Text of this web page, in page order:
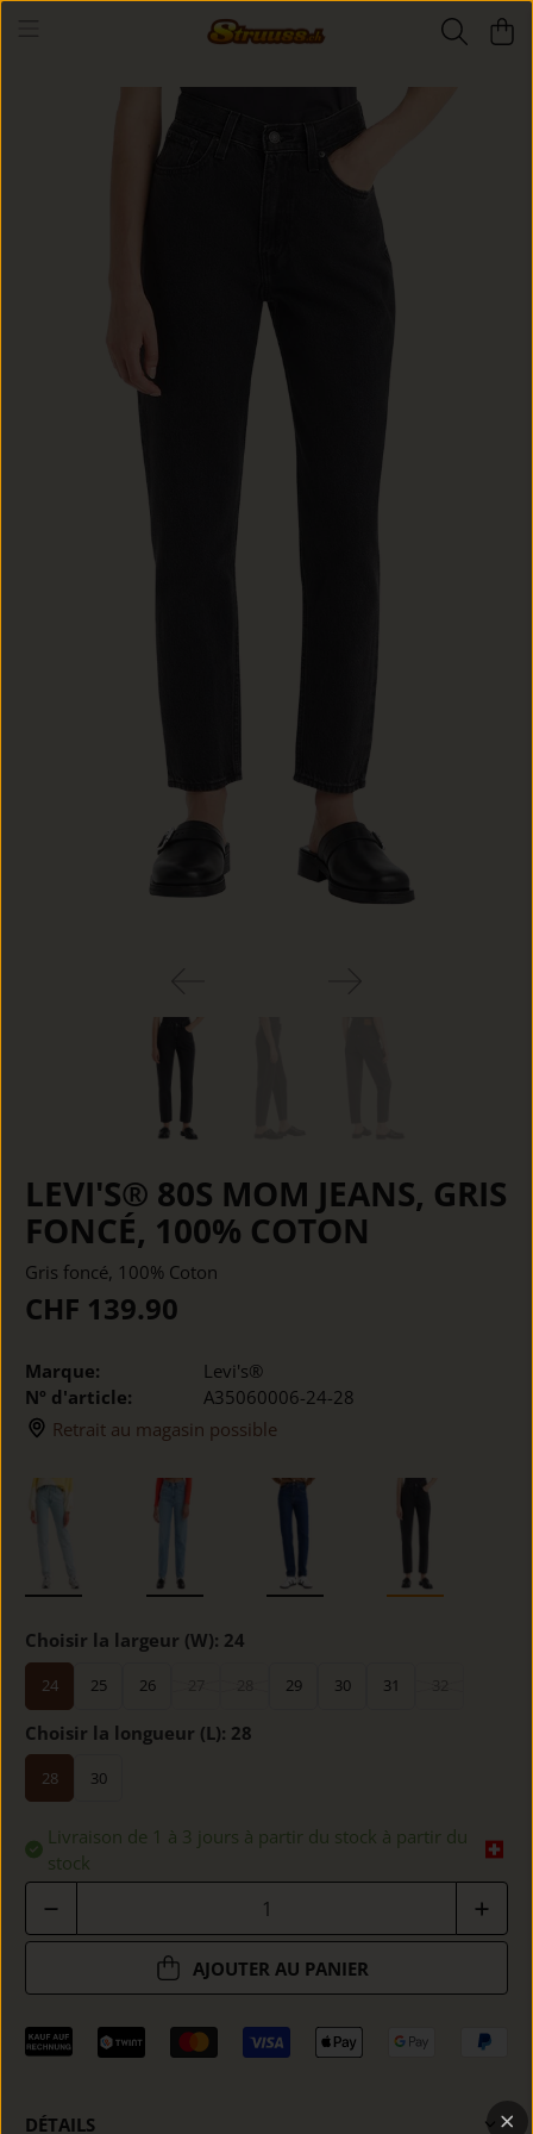
LEVI'S® 80S MOM JEANS, GRIS
FONCÉ, 100% COTON
Gris foncé, 100% Coton
CHF 139.90
Marque:
Levi's®
Nº d'article:
A35060006-24-28
Retrait au magasin possible
Choisir la largeur (W): 24
24 25 26 29 30 31
Choisir la longueur (L): 28
28 30
Livraison de 1 à 3 jours à partir du stock à partir du
stock
AJOUTER AU PANIER
DÉTAILS